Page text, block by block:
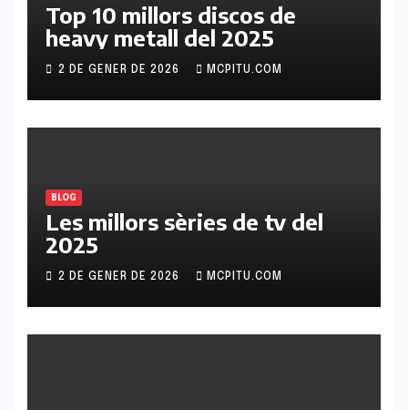
Top 10 millors discos de
heavy metall del 2025
2 DE GENER DE 2026 MCPITU.COM
BLOG
Les millors sèries de tv del
2025
2 DE GENER DE 2026 MCPITU.COM